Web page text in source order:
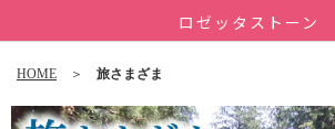
ロゼッタストーン
HOME ＞ 旅さまざま